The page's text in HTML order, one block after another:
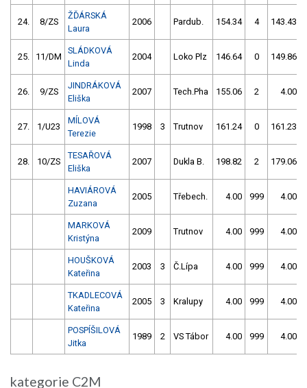
24. 8/ZS
ŽĎÁRSKÁ
Laura
2006 Pardub. 154.34 4 143.43
25. 11/DM
SLÁDKOVÁ
Linda
2004 Loko Plz 146.64 0 149.86
26. 9/ZS
JINDRÁKOVÁ
Eliška
2007 Tech.Pha 155.06 2 4.00
27. 1/U23
MÍLOVÁ
Terezie
1998 3 Trutnov 161.24 0 161.23
28. 10/ZS
TESAŘOVÁ
Eliška
2007 Dukla B. 198.82 2 179.06
HAVIÁROVÁ
Zuzana
2005 Třebech. 4.00 999 4.00
MARKOVÁ
Kristýna
2009 Trutnov 4.00 999 4.00
HOUŠKOVÁ
Kateřina
2003 3 Č.Lípa 4.00 999 4.00
TKADLECOVÁ
Kateřina
2005 3 Kralupy 4.00 999 4.00
POSPÍŠILOVÁ
Jitka
1989 2 VS Tábor 4.00 999 4.00
kategorie C2M